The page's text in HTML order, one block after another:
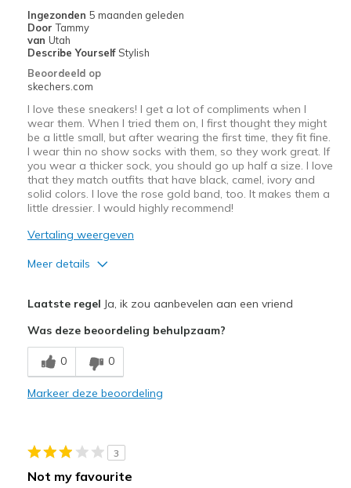
Width
Feels true to width
Sizing
View On Shoes
I'm Into Shoes
Ingezonden 5 maanden geleden
Door Tammy
van Utah
Describe Yourself Stylish
Beoordeeld op
skechers.com
I love these sneakers! I get a lot of compliments when I
wear them. When I tried them on, I first thought they might
be a little small, but after wearing the first time, they fit fine.
I wear thin no show socks with them, so they work great. If
you wear a thicker sock, you should go up half a size. I love
that they match outfits that have black, camel, ivory and
solid colors. I love the rose gold band, too. It makes them a
little dressier. I would highly recommend!
Vertaling weergeven
Meer details
Comfortable
Stylish
Travel
Laatste regel Ja, ik zou aanbevelen aan een vriend
Was deze beoordeling behulpzaam?
0 0
Markeer deze beoordeling
3
Not my favourite